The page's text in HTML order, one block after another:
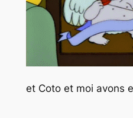
et Coto et moi avons